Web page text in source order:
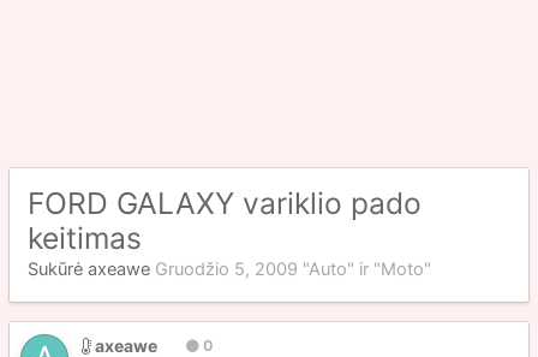
FORD GALAXY variklio pado
keitimas
Sukūrė axeawe Gruodžio 5, 2009 "Auto" ir "Moto"
axeawe 0